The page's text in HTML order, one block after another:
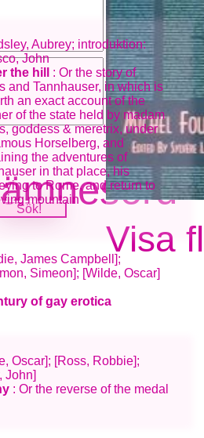
Visa
Aubrey; introduktion:
John
the hill
: Or the story of
and Tannhauser, in which is
an exact account of the
of the state held by madam
goddess & meretrix, under
Horselberg, and
the adventures of
in that place, his
to Rome, and return to
mountain
James Campbell];
Simeon]; [Wilde, Oscar]
of gay erotica
Oscar]; [Ross, Robbie];
John]
: Or the reverse of the medal